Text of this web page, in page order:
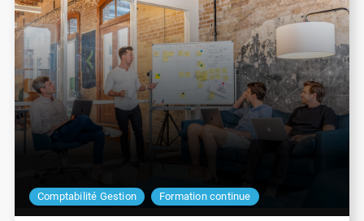
Comptabilité Gestion Formation continue